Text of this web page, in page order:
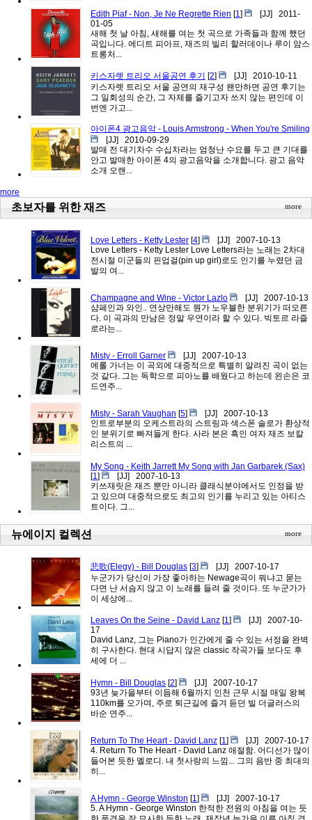
Edith Piaf - Non, Je Ne Regrette Rien [1] [JJ]
2011-
01-05
새해 첫 날 아침, 새해를 여는 첫 곡으로 가족들과 함께 했던
곡입니다. 에디트 피아프, 재즈의 빌리 할러데이나 루이 암스
트롱처...
키스자렛 트리오 서울공연 후기 [2] [JJ]
2010-10-11
키스자렛 트리오 서울 공연의 재구성 왠만하면 공연 후기는
그 일회성의 순간, 그 자체를 즐기고자 쓰지 않는 편인데 이
번엔 가고...
아이폰4 광고음악 - Louis Armstrong - When You're Smiling
[JJ]
2010-09-29
발매 전 대기차수 수십차라는 엄청난 수요를 두고 큰 기대를
안고 발매한 아이폰 4의 광고음악을 소개합니다. 광고 음악
소개 오랜...
more
초보자를 위한 재즈
Love Letters - Ketty Lester [4] [JJ]
2007-10-13
Love Letters - Ketty Lester Love Letters라는 노래는 2차대
전시절 미군들의 핀업걸(pin up girl)로도 인기를 누렸던 금
발의 여...
Champagne and Wine - Victor Lazlo [JJ]
2007-10-13
샴페인과 와인.. 연상만해도 뭔가 노우블한 분위기가 떠오른
다. 이 곡과의 만남은 정말 우연이라 할 수 있다. 빅토르 라즐
로라는...
Misty - Erroll Garner [JJ]
2007-10-13
에롤 가너는 이 곡외에 대중적으로 특별히 알려진 곡이 없는
것 같다. 그는 독학으로 피아노를 배웠다고 하는데 왼손은 코
드연주...
Misty - Sarah Vaughan [5] [JJ]
2007-10-13
인트로부분의 오케스트라의 스트링과 색스폰 솔로가 환상적
인 분위기로 빠져들게 한다. 사라 본은 흑인 여자 재즈 보칼
리스트의 ...
My Song - Keith Jarrett My Song with Jan Garbarek (Sax)
[1] [JJ]
2007-10-13
키쓰재릿은 재즈 뿐만 아니라 클래식분야에서도 인정을 받
고 있으며 대중적으로도 최고의 인기를 누리고 있는 아티스
트이다. 그...
more
뉴에이지 컬렉션
悲歌(Elegy) - Bill Douglas [3] [JJ]
2007-10-17
누군가가 당신이 가장 좋아하는 Newage곡이 뭐냐고 묻는
다면 난 서슴지 않고 이 노래를 들려 줄 것이다. 또 누군가가
이 세상에...
Leaves On the Seine - David Lanz [1] [JJ]
2007-10-
17
David Lanz, 그는 Piano가 인간에게 줄 수 있는 서정을 완벽
히 구사한다. 현대 시답지 않은 classic 작곡가들 보다도 후
세에 더 ...
Hymn - Bill Douglas [2] [JJ]
2007-10-17
93년 늦가을부터 이듬해 6월까지 인천 근무 시절 매일 왕복
110km를 오가며, 주로 퇴근길에 즐겨 듣던 빌 더글러스의
바순 연주...
Return To The Heart - David Lanz [1] [JJ]
2007-10-17
4. Return To The Heart - David Lanz 애절함. 어디선가 많이
들어본 듯한 멜로디. 내 첫사랑의 느낌... 그의 음반 중 최대의
히...
A Hymn - George Winston [1] [JJ]
2007-10-17
5. A Hymn - George Winston 한적한 전원의 아침을 여는 듯
more